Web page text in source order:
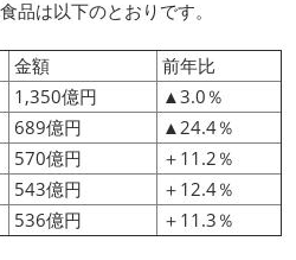
品は以下のとおりです。
金額
前年比
1,350億円
▲3.0％
689億円
▲24.4％
570億円
＋11.2％
543億円
＋12.4％
536億円 ＋11.3％